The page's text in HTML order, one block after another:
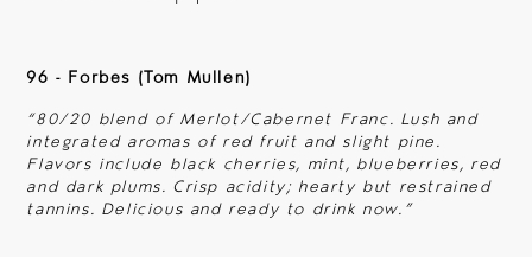
Visites & Ateliers
96 - Forbes (Tom Mullen)
“80/20 blend of Merlot/Cabernet Franc. Lush and
integrated aromas of red fruit and slight pine.
Flavors include black cherries, mint, blueberries, red
and dark plums. Crisp acidity; hearty but restrained
tannins. Delicious and ready to drink now. ”